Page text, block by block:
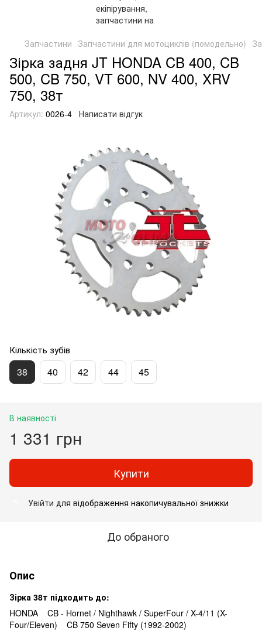
Запчастини Запчастини для мотоциклів (помодельно)
Зірка задня JT HONDA CB 400, CB
500, CB 750, VT 600, NV 400, XRV
750, 38т
Артикул: 0026-4 Написати відгук
Кількість зубів
38 40 42 44 45
В наявності
1 331 грн
Купити
Увійти для відображення накопичувальної знижки
До обраного
Опис
Зірка 38т підходить до:
HONDA CB - Hornet / Nighthawk / SuperFour / X-4/11 (X-
Four/Eleven) CB 750 Seven Fifty (1992-2002)